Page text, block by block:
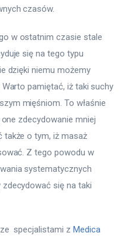
czasów.
w ostatnim czasie stale
się na tego typu
dzięki niemu możemy
pamiętać, iż taki suchy
mięśniom. To właśnie
zdecydowanie mniej
także o tym, iż masaż
Z tego powodu w
systematycznych
się na taki
specjalistami z Medica